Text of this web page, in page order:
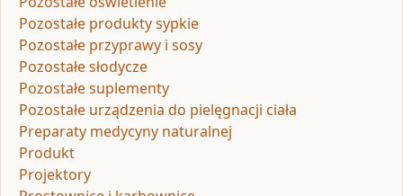
Pozostałe produkty sypkie
Pozostałe przyprawy i sosy
Pozostałe słodycze
Pozostałe suplementy
Pozostałe urządzenia do pielęgnacji ciała
Preparaty medycyny naturalnej
Produkt
Projektory